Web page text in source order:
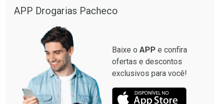
APP Drogarias Pacheco
Baixe o APP e confira
ofertas e descontos
exclusivos para você!